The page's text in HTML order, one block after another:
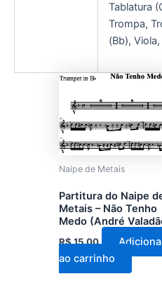
Tablatura
Trompa,
(Bb),
Naipe de Metais
Partitura do Naipe
Metais – Não Tenho
Medo (André
R$15,00
ao carrinho